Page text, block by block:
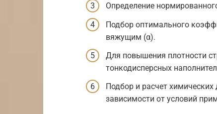
Определение
Подбор оптимального
вяжущим (α).
Для повышения плотности
тонкодисперсных
Подбор и расчет
зависимости от условий